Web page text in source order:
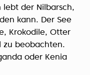
lebt der Nilbarsch,
kann. Der See
Krokodile, Otter
zu beobachten.
oder Kenia